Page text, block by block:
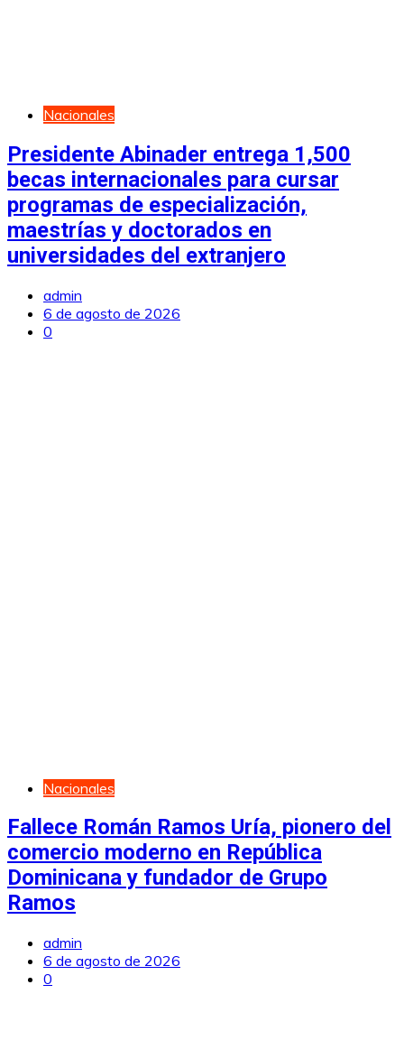
Nacionales
Presidente Abinader entrega 1,500
becas internacionales para cursar
programas de especialización,
maestrías y doctorados en
universidades del extranjero
admin
6 de agosto de 2026
0
Nacionales
Fallece Román Ramos Uría, pionero del
comercio moderno en República
Dominicana y fundador de Grupo
Ramos
admin
6 de agosto de 2026
0